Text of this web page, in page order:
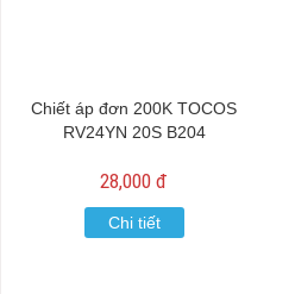
Chiết áp đơn 200K TOCOS
RV24YN 20S B204
28,000 đ
Chi tiết